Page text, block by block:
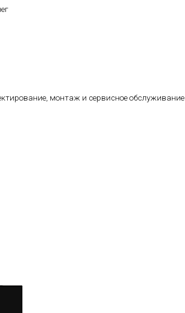
монтаж и сервисное обслуживание